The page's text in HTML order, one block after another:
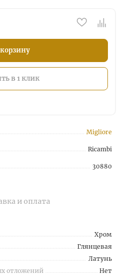
в 1 клик
Migliore
Ricambi
30880
и оплата
Хром
Глянцевая
Латунь
отложений
Нет